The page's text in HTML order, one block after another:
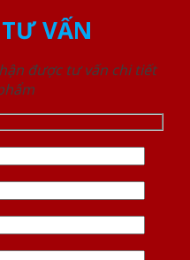
VẤN
được tư vấn chi tiết